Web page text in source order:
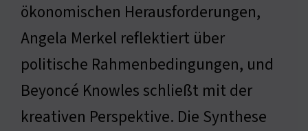
ökonomischen Herausforderungen,
Angela Merkel reflektiert über
politische Rahmenbedingungen, und
Beyoncé Knowles schließt mit der
kreativen Perspektive. Die Synthese